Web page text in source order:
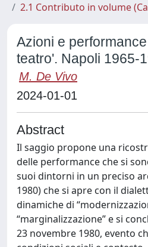
2.1 Contributo in volume
Azioni e
teatro'. Napoli 1965-
M. De Vivo
2024-01-01
Abstract
Il saggio propone una
delle performance che si
suoi dintorni in un preciso
1980) che si apre con il
dinamiche di
“marginalizzazione” e si
23 novembre 1980, evento